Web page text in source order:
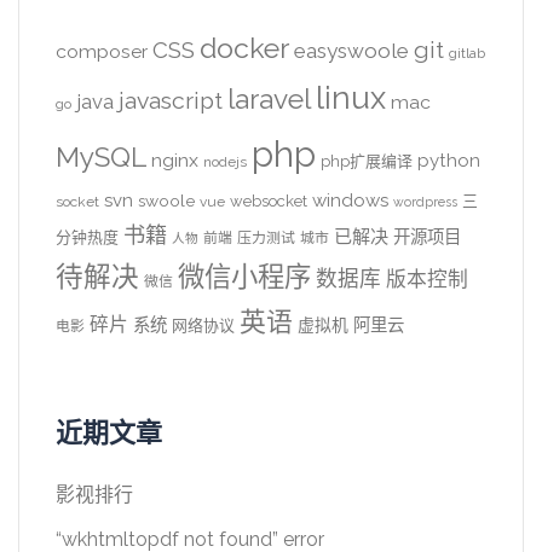
composer CSS docker easyswoole git gitlab
go java javascript laravel linux mac
MySQL nginx nodejs php php扩展编译 python
socket svn swoole vue websocket windows wordpress 三
分钟热度 书籍 人物 前端 压力测试 城市 已解决 开源项目
待解决 微信 微信小程序 数据库 版本控制
电影 碎片 系统 网络协议 英语 虚拟机 阿里云
近期文章
影视排行
“wkhtmltopdf not found” error